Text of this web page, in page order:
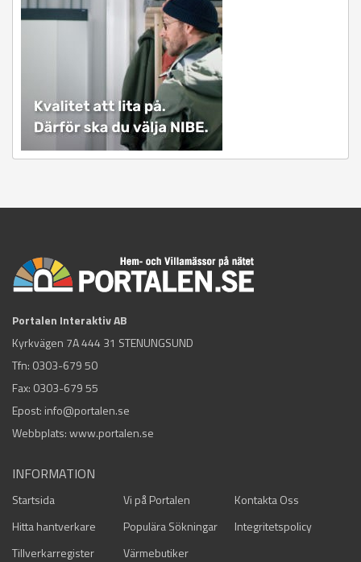
Portalen Interaktiv AB
Kyrkvägen 7A 444 31 STENUNGSUND
Tfn: 0303-679 50
Fax: 0303-679 55
Epost: info@portalen.se
Webbplats: www.portalen.se
INFORMATION
Startsida Vi på Portalen
Kontakta Oss
Hitta hantverkare
Populära Sökningar
Integritetspolicy
Tillverkarregister
Värmebutiker